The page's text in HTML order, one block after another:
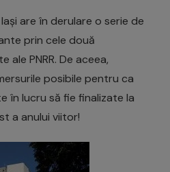
are în derulare o serie de
prin cele două
PNRR. De aceea,
posibile pentru ca
lucru să fie finalizate la
a anului viitor!